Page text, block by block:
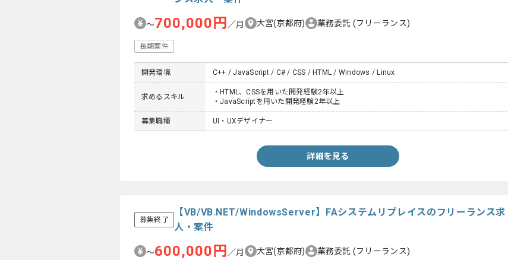
〜700,000円 ／月 大宮(京都府) 業務委託 (フリーランス)
長期案件
開発環境 C++ / JavaScript / C# / CSS / HTML / Windows / Linux
求めるスキル
・HTML、CSSを用いた開発経験2年以上
・JavaScriptを用いた開発経験2年以上
募集職種 UI・UXデザイナー
詳細を見る
募集終了
【VB/VB.NET/WindowsServer】FAシステムリプレイスのフリーランス求
人・案件
〜600,000円 ／月 大宮(京都府) 業務委託 (フリーランス)